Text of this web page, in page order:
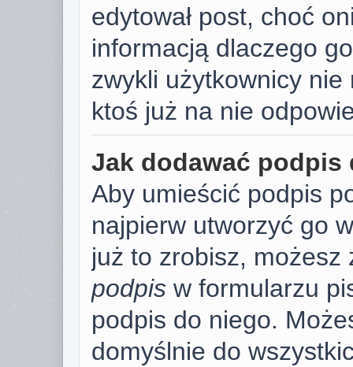
edytował post, choć
informacją dlaczego
zwykli użytkownicy
ktoś już na nie
Jak dodawać
Aby umieścić podpis
najpierw utworzyć go
już to zrobisz,
podpis w formularzu
podpis do niego.
domyślnie do